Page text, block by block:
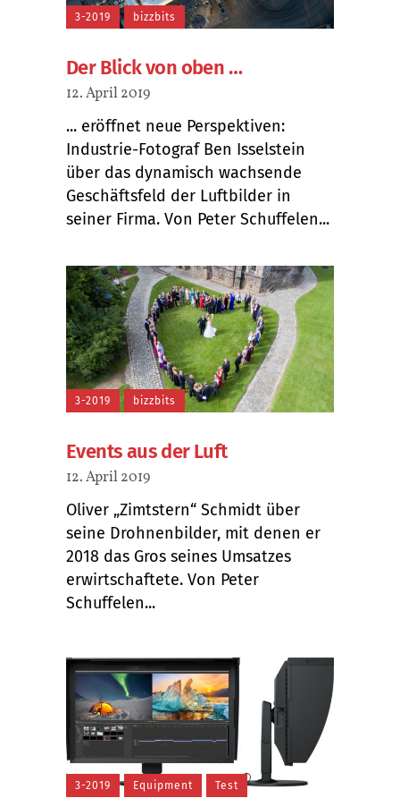
3-2019 bizzbits
Der Blick von oben …
12. April 2019
... eröffnet neue Perspektiven:
Industrie-Fotograf Ben Isselstein
über das dynamisch wachsende
Geschäftsfeld der Luftbilder in
seiner Firma. Von Peter Schuffelen...
3-2019 bizzbits
Events aus der Luft
12. April 2019
Oliver „Zimtstern“ Schmidt über
seine Drohnenbilder, mit denen er
2018 das Gros seines Umsatzes
erwirtschaftete. Von Peter
Schuffelen...
3-2019 Equipment Test